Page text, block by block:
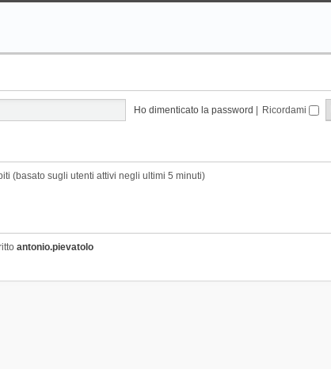
Ho dimenticato la password | Ricordami
(basato sugli utenti attivi negli ultimi 5 minuti)
antonio.pievatolo